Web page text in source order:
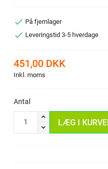
 På fjernlager
 Leveringstid 3-5 hverdage
451,00 DKK
Inkl. moms
Antal
LÆG I